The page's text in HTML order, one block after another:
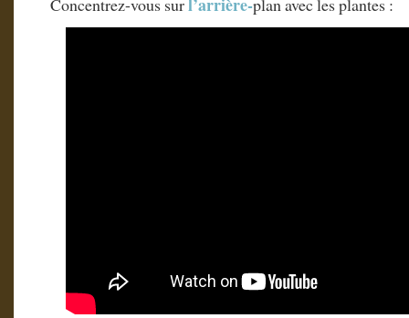
Concentrez-vous surl’arrière-plan avec les plantes :